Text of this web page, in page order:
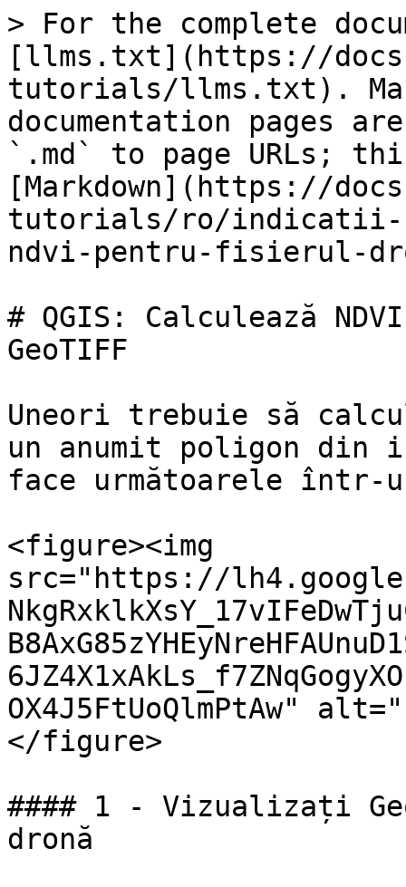
> For the complete
[llms.txt](https://
tutorials/llms.txt).
documentation pages
`.md` to page URLs;
[Markdown](https://
tutorials/ro/indicatii-
ndvi-pentru-fisierul-
# QGIS: Calculează
GeoTIFF
Uneori trebuie să
un anumit poligon
face următoarele într-
<figure><img
src="https://
OX4J5FtUoQlmPtAw"
</figure>
#### 1 - Vizualizați
dronă